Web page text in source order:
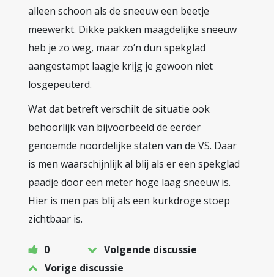
alleen schoon als de sneeuw een beetje
meewerkt. Dikke pakken maagdelijke sneeuw
heb je zo weg, maar zo’n dun spekglad
aangestampt laagje krijg je gewoon niet
losgepeuterd.
Wat dat betreft verschilt de situatie ook
behoorlijk van bijvoorbeeld de eerder
genoemde noordelijke staten van de VS. Daar
is men waarschijnlijk al blij als er een spekglad
paadje door een meter hoge laag sneeuw is.
Hier is men pas blij als een kurkdroge stoep
zichtbaar is.
0
Volgende discussie
Vorige discussie